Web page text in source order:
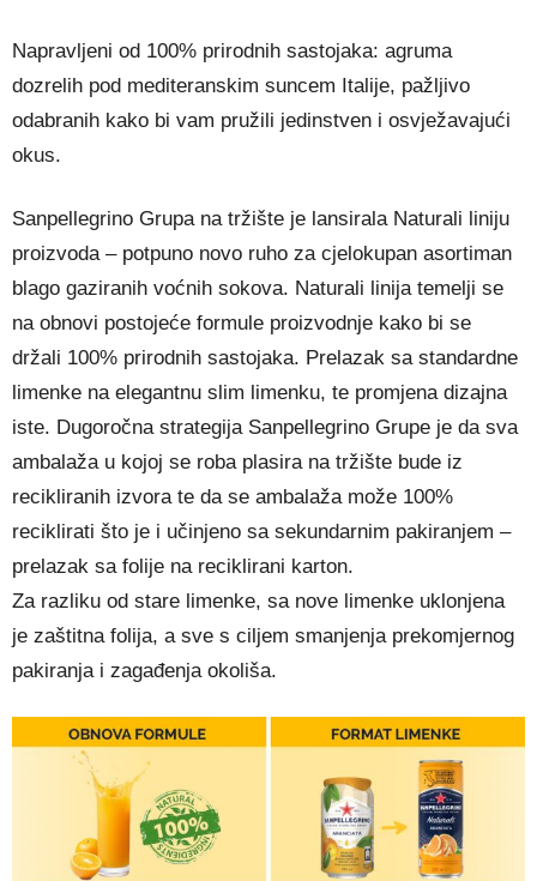
Napravljeni od 100% prirodnih sastojaka: agruma
dozrelih pod mediteranskim suncem Italije, pažljivo
odabranih kako bi vam pružili jedinstven i osvježavajući
okus.
Sanpellegrino Grupa na tržište je lansirala Naturali liniju
proizvoda – potpuno novo ruho za cjelokupan asortiman
blago gaziranih voćnih sokova. Naturali linija temelji se
na obnovi postojeće formule proizvodnje kako bi se
držali 100% prirodnih sastojaka. Prelazak sa standardne
limenke na elegantnu slim limenku, te promjena dizajna
iste. Dugoročna strategija Sanpellegrino Grupe je da sva
ambalaža u kojoj se roba plasira na tržište bude iz
recikliranih izvora te da se ambalaža može 100%
reciklirati što je i učinjeno sa sekundarnim pakiranjem –
prelazak sa folije na reciklirani karton.
Za razliku od stare limenke, sa nove limenke uklonjena
je zaštitna folija, a sve s ciljem smanjenja prekomjernog
pakiranja i zagađenja okoliša.